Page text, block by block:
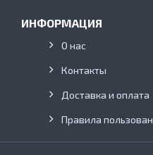
ИНФОРМАЦИЯ
О нас
Контакты
Доставка и оплата
Правила